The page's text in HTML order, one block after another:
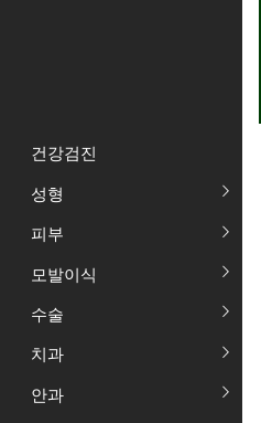
건강검진
성형
피부
모발이식
수술
치과
안과